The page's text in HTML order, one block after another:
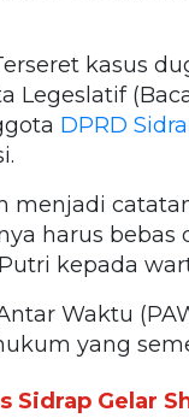
kasus
Legeslatif
DPRD
menjadi
harus
kepada
Waktu
yang
Sidrap Gelar